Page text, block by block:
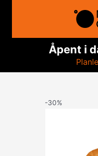
innholdet
Åpent i
-30%